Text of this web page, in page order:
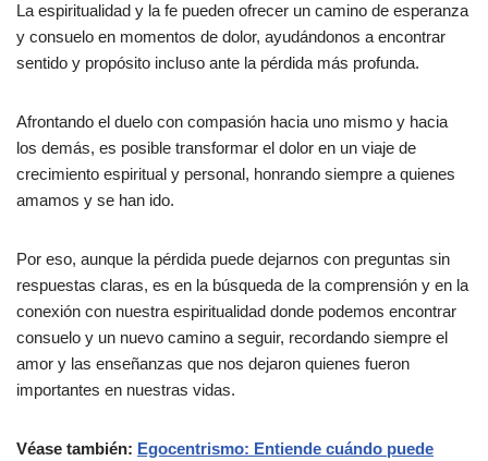
La espiritualidad y la fe pueden ofrecer un camino de esperanza
y consuelo en momentos de dolor, ayudándonos a encontrar
sentido y propósito incluso ante la pérdida más profunda.
Afrontando el duelo con compasión hacia uno mismo y hacia
los demás, es posible transformar el dolor en un viaje de
crecimiento espiritual y personal, honrando siempre a quienes
amamos y se han ido.
Por eso, aunque la pérdida puede dejarnos con preguntas sin
respuestas claras, es en la búsqueda de la comprensión y en la
conexión con nuestra espiritualidad donde podemos encontrar
consuelo y un nuevo camino a seguir, recordando siempre el
amor y las enseñanzas que nos dejaron quienes fueron
importantes en nuestras vidas.
Véase también: Egocentrismo: Entiende cuándo puede